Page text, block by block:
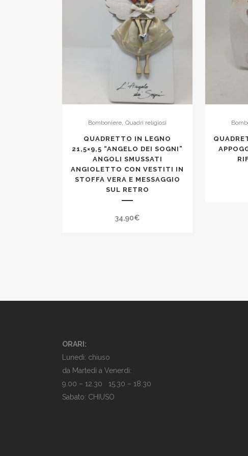
Bomboniere,Quadri religiosi
QUADRETTO IN LEGNO
21,5×9,5 “ANGELO DEI SOGNI”
ANGOLI SMUSSATI
ANGIOLETTO CON VESTITI IN
STOFFA VERA E MESSAGGIO
SUL RETRO
34,90€
ORARI:
Lunedì: chiuso
da Martedì a Venerdì:
9.00 – 12.30 15.30 – 18.30
Sabato: CHIUSO